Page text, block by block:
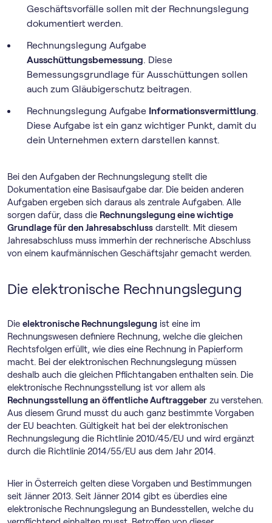
Geschäftsvorfälle sollen mit der Rechnungslegung
dokumentiert werden.
Rechnungslegung Aufgabe
Ausschüttungsbemessung. Diese
Bemessungsgrundlage für Ausschüttungen sollen
auch zum Gläubigerschutz beitragen.
Rechnungslegung Aufgabe Informationsvermittlung.
Diese Aufgabe ist ein ganz wichtiger Punkt, damit du
dein Unternehmen extern darstellen kannst.
Bei den Aufgaben der Rechnungslegung stellt die
Dokumentation eine Basisaufgabe dar. Die beiden anderen
Aufgaben ergeben sich daraus als zentrale Aufgaben. Alle
sorgen dafür, dass die Rechnungslegung eine wichtige
Grundlage für den Jahresabschluss darstellt. Mit diesem
Jahresabschluss muss immerhin der rechnerische Abschluss
von einem kaufmännischen Geschäftsjahr gemacht werden.
Die elektronische Rechnungslegung
Die elektronische Rechnungslegung ist eine im
Rechnungswesen definiere Rechnung, welche die gleichen
Rechtsfolgen erfüllt, wie dies eine Rechnung in Papierform
macht. Bei der elektronischen Rechnungslegung müssen
deshalb auch die gleichen Pflichtangaben enthalten sein. Die
elektronische Rechnungsstellung ist vor allem als
Rechnungsstellung an öffentliche Auftraggeber zu verstehen.
Aus diesem Grund musst du auch ganz bestimmte Vorgaben
der EU beachten. Gültigkeit hat bei der elektronischen
Rechnungslegung die Richtlinie 2010/45/EU und wird ergänzt
durch die Richtlinie 2014/55/EU aus dem Jahr 2014.
Hier in Österreich gelten diese Vorgaben und Bestimmungen
seit Jänner 2013. Seit Jänner 2014 gibt es überdies eine
elektronische Rechnungslegung an Bundesstellen, welche du